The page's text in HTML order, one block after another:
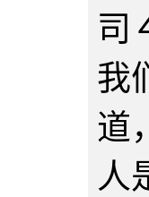
司
我
道
人